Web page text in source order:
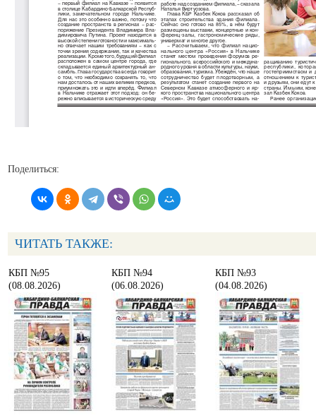
Поделиться:
ЧИТАТЬ ТАКЖЕ:
КБП №95
(08.08.2026)
КБП №94
(06.08.2026)
КБП №93
(04.08.2026)